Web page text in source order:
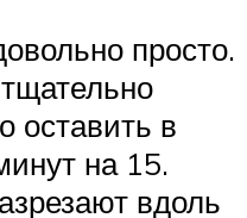
просто.
оставить в
на 15.
вдоль